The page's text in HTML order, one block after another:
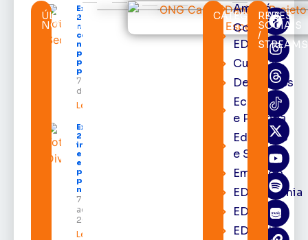
ÚLTIMAS
NOTÍCIAS
Expofeira
2026 começa
neste sábado
com shows,
negócios e
programação
para todos os
públicos
7 de agosto
de 2026
Leia mais »
Expofeira
2026
impulsiona
economia
e aumenta
procura
por hotéis
na capital
7 de
agosto de
2026
Leia mais »
CATEGORIAS
Amapá
Cortes
EDcast
Cultura
Destaques
Economia
e Política
Educação
e Saúde
Emprego
EDacademia
EDbrasília
EDcast
REDES
SOCIAIS
/
STREAMS